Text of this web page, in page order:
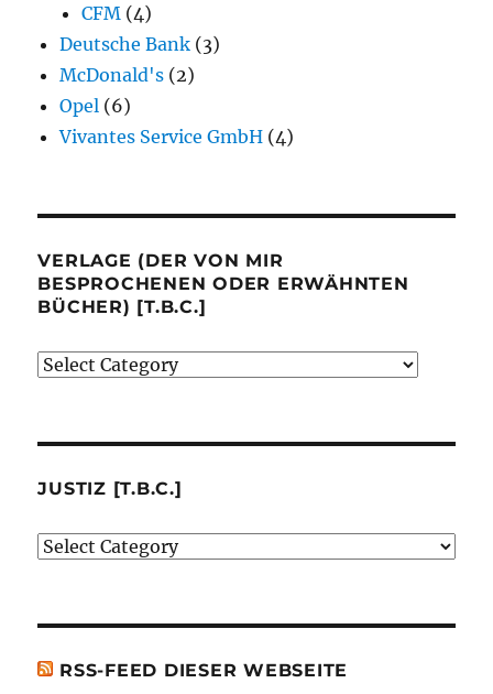
CFM (4)
Deutsche Bank (3)
McDonald's (2)
Opel (6)
Vivantes Service GmbH (4)
VERLAGE (DER VON MIR
BESPROCHENEN ODER ERWÄHNTEN
BÜCHER) [T.B.C.]
Verlage
besprochenen
erwähnten
JUSTIZ [T.B.C.]
Justiz
RSS-FEED DIESER WEBSEITE